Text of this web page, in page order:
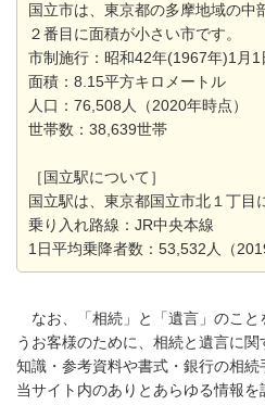
国立市は、東京都の多摩地域の中
２番目に面積が小さい市です。
市制施行：昭和42年(1967年)1月1
面積：8.15平方キロメートル
人口：76,508人（2020年時点）
世帯数：38,639世帯
［国立駅について］
国立駅は、東京都国立市北１丁目
乗り入れ路線：JR中央本線
1日平均乗降者数：53,532人（
なお、「相続」と「遺言」のこと
うお客様のために、相続と遺言に
知識・参考資料や書式・銀行の相続
当サイト内のありとあらゆる情報